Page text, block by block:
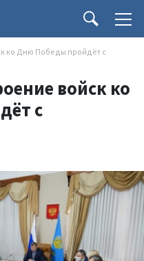
ко Дню Победы пройдёт с
войск ко
с